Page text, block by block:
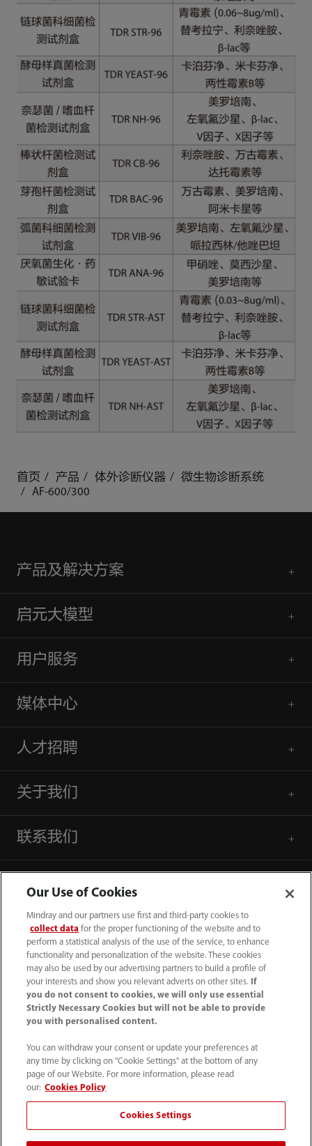
首页 产品 体外诊断仪器
微生物诊断系统
AF-600/300
产品及解决方案
启元大模型
用户服务
媒体中心
人才招聘
关于我们
联系我们
4007005652
800online@mindray.com
使用条款｜网站地图
｜监察举报｜联系我们
© 2026 深圳迈瑞生物医疗电子股份有限公司 版权所有
Our Use of Cookies
Mindray and our partners use first and third-party cookies to
collect data for the proper functioning of the website and to
perform a statistical analysis of the use of the service, to enhance
functionality and personalization of the website. These cookies
may also be used by our advertising partners to build a profile of
your interests and show you relevant adverts on other sites.
If
you do not consent to cookies, we will only use essential
Strictly Necessary Cookies but will not be able to provide
you with personalised content.
You can withdraw your consent or update your preferences at
any time by clicking on "Cookie Settings" at the bottom of any
page of our Website. For more information, please read
our: Cookies Policy
Cookies Settings